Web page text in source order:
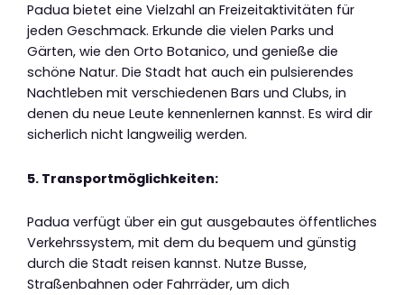
Padua bietet eine Vielzahl an Freizeitaktivitäten für
jeden Geschmack. Erkunde die vielen Parks und
Gärten, wie den Orto Botanico, und genieße die
schöne Natur. Die Stadt hat auch ein pulsierendes
Nachtleben mit verschiedenen Bars und Clubs, in
denen du neue Leute kennenlernen kannst. Es wird dir
sicherlich nicht langweilig werden.
5. Transportmöglichkeiten:
Padua verfügt über ein gut ausgebautes öffentliches
Verkehrssystem, mit dem du bequem und günstig
durch die Stadt reisen kannst. Nutze Busse,
Straßenbahnen oder Fahrräder, um dich